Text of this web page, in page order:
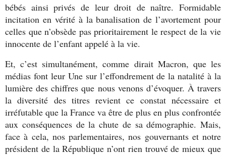
bébés ainsi privés de leur droit de naître. Formidable
incitation en vérité à la banalisation de l’avortement pour
celles que n’obsède pas prioritairement le respect de la vie
innocente de l’enfant appelé à la vie.
Et, c’est simultanément, comme dirait Macron, que les
médias font leur Une sur l’effondrement de la natalité à la
lumière des chiffres que nous venons d’évoquer. À travers
la diversité des titres revient ce constat nécessaire et
irréfutable que la France va être de plus en plus confrontée
aux conséquences de la chute de sa démographie. Mais,
face à cela, nos parlementaires, nos gouvernants et notre
président de la République n’ont rien trouvé de mieux que